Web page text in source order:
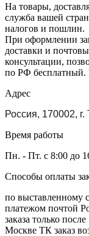
На товары,
служба вашей
налогов и пошлин.
При оформлении
доставки и
консультации,
по РФ бесплатный.
Адрес
Россия, 170002,
Время работы
Пн. - Пт. с 8:00 до
Способы оплаты
по выставленному
платежом почтой
заказа только
Москве ТК заказ